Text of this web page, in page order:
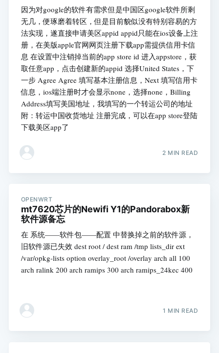
因为对google的软件有需求但是中国区google软件所剩
无几，便琢磨着转区，但是目前貌似没有特别容易的方
法实现，遂直接申请美区appid appid只能在ios设备上注
册，在美版apple官网网页注册下载app需提供信用卡信
息 在设置中注销掉当前的app store id 进入appstore，获
取任意app，点击创建新的appid 选择United States，下
一步 Agree Agree 填写基本注册信息，Next 填写信用卡
信息，ios端注册时才会显示none，选择none，Billing
Address填写美国地址，我填写的一个转运公司的地址
附：转运中国收货地址 注册完成，可以在app store登陆
下载美区app了
2 MIN READ
OPENWRT
mt7620芯片的Newifi Y1的Pandorabox新
软件源备忘
在 系统——软件包——配置 中替换掉之前的软件源，
旧软件源已失效 dest root / dest ram /tmp lists_dir ext
/var/opkg-lists option overlay_root /overlay arch all 100
arch ralink 200 arch ramips 300 arch ramips_24kec 400
1 MIN READ